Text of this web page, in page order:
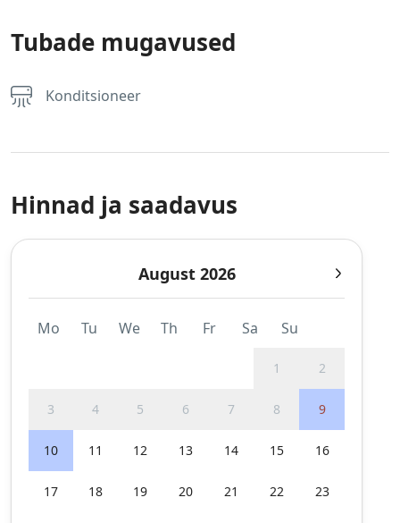
Tubade mugavused
Konditsioneer
Hinnad ja saadavus
August 2026
Mo Tu We Th Fr Sa Su
1 2
3 4 5 6 7 8 9
10 11 12 13 14 15 16
17 18 19 20 21 22 23